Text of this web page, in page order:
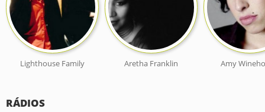
Lighthouse Family Aretha Franklin Amy
RÁDIOS